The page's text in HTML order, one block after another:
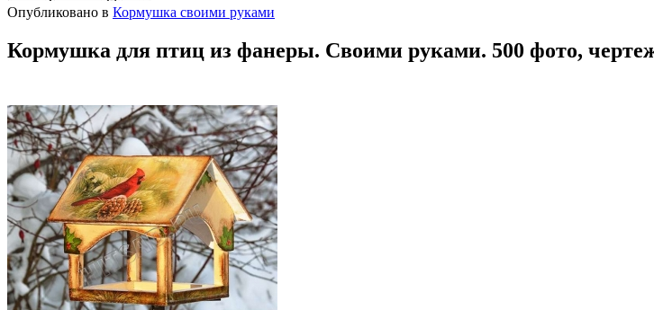
Опубликовано в Кормушка своими руками
Кормушка для птиц из фанеры. Своими руками. 500 фото,